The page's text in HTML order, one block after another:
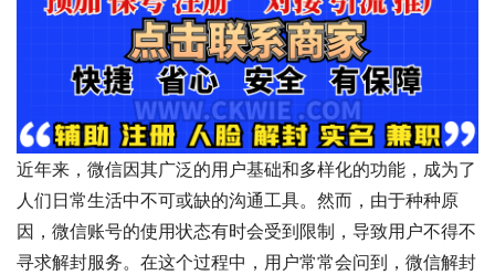
近年来，微信因其广泛的用户基础和多样化的功能，成为了
人们日常生活中不可或缺的沟通工具。然而，由于种种原
因，微信账号的使用状态有时会受到限制，导致用户不得不
寻求解封服务。在这个过程中，用户常常会问到，微信解封